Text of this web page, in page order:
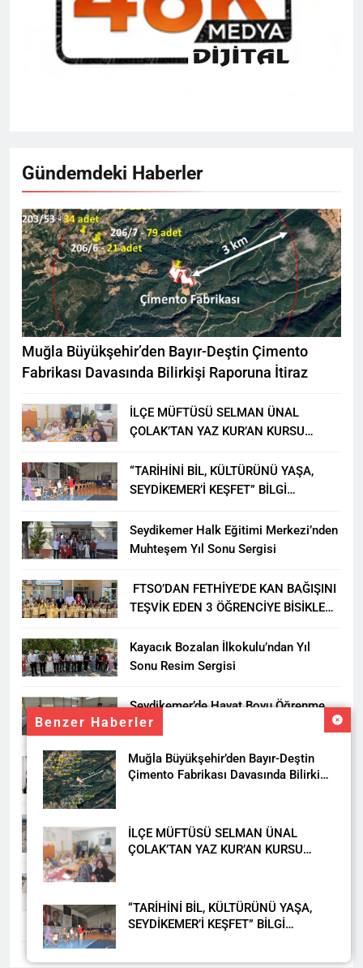
Benzer Haberler
Muğla Büyükşehir’den Bayır-Deştin
Çimento Fabrikası Davasında Bilirkişi
İLÇE MÜFTÜSÜ SELMAN ÜNAL
ÇOLAK’TAN YAZ KUR’AN KURSU
“TARİHİNİ BİL, KÜLTÜRÜNÜ YAŞA,
SEYDİKEMER’İ KEŞFET” BİLGİ
Gündemdeki Haberler
Muğla Büyükşehir’den Bayır-Deştin Çimento
Fabrikası Davasında Bilirkişi Raporuna İtiraz
İLÇE MÜFTÜSÜ SELMAN ÜNAL
ÇOLAK’TAN YAZ KUR’AN KURSU
“TARİHİNİ BİL, KÜLTÜRÜNÜ YAŞA,
SEYDİKEMER’İ KEŞFET” BİLGİ
Seydikemer Halk Eğitimi Merkezi’nden
Muhteşem Yıl Sonu Sergisi
FTSO’DAN FETHİYE’DE KAN BAĞIŞINI
TEŞVİK EDEN 3 ÖĞRENCİYE BİSİKLET
Kayacık Bozalan İlkokulu’ndan Yıl
Sonu Resim Sergisi
Seydikemer’de Hayat Boyu Öğrenme
Haftası Kadıköy Sergisiyle Başladı
DALAMAN KENT PARK PROJESİ İÇİN
BAŞKAN DURMUŞ’A YETKİ VERİLDİ
Seydikemer’de Akçay Deresi Tepkisi
Büyüyor: “Yetkililer Vatandaşın Sesini
Duysun”
Tutuklama